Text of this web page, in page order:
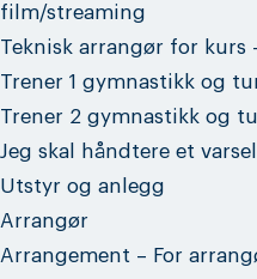
film/streaming
Teknisk arrangør for
Trener 1 gymnastikk og
Trener 2 gymnastikk og
Jeg skal håndtere et varsel
Utstyr og anlegg
Arrangør
Arrangement – For